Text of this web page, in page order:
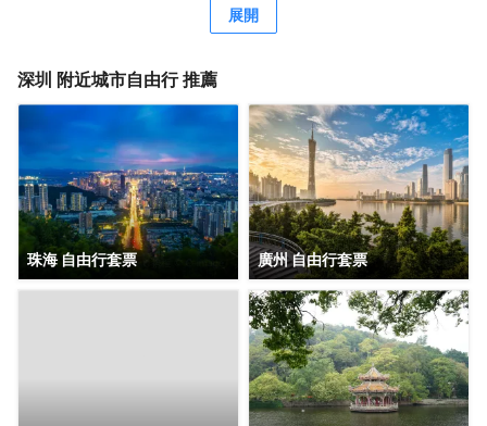
牌花美時、公寓品牌LIPPO公社。尚美生活旗下酒店超過
3500家（含在營店和籌建店），現已覆蓋全國31個省293座
團，尚美生活憑藉創新的商業模式、強大的品牌優勢和專業
創、共享大住宿共同體。未來，集團將不斷探索住宿業與互
聯網的結合、與新生活方式的結合，致力於成為全球領先的
生活服務連鎖平台，引領新尚美好生活。
展開
深圳 附近城市自由行 推薦
珠海 自由行套票 廣州 自由行套票